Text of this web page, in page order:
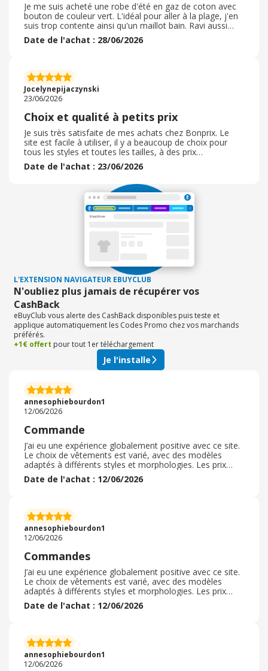
Je me suis acheté une robe d'été en gaz de coton avec
bouton de couleur vert. L'idéal pour aller à la plage, j'en
suis trop contente ainsi qu'un maillot bain. Ravi aussi
noir avec des broderies blanc en liserait tout autour du
maillot. Original taille très bien Mes achats se sont très
recommande ce site et c'est avec un grand plaisir que je
recommanderai sans hésiter. Des petits achats à petit
prix
Date de l'achat : 28/06/2026
Jocelynepijaczynski
23/06/2026
Choix et qualité à petits prix
Je suis très satisfaite de mes achats chez Bonprix. Le
site est facile à utiliser, il y a beaucoup de choix pour
tous les styles et toutes les tailles, à des prix
raisonnables. Les articles que j'ai commandés
correspondaient bien aux photos et à la description. La
emballés. J'apprécie également la possibilité de retourner
facilement un article si besoin. Je recommande Bonprix
pour son bon rapport qualité-prix et son service sérieux.
Attention toutefois les tailles ne sont pas identiques aux
Date de l'achat : 23/06/2026
L'EXTENSION NAVIGATEUR EBUYCLUB
N'oubliez plus jamais de récupérer vos
CashBack
eBuyClub vous alerte des CashBack disponibles puis teste et
applique automatiquement les Codes Promo chez vos marchands
préférés.
+1€ offert pour tout 1er téléchargement
Je l'installe
annesophiebourdon1
12/06/2026
Commande
J’ai eu une expérience globalement positive avec ce site.
Le choix de vêtements est varié, avec des modèles
adaptés à différents styles et morphologies. Les prix
sont souvent attractifs et les promotions régulières
permettent de réaliser de bonnes affaires. La navigation
produits, mais le service reste satisfaisant dans
l’ensemble. Un bon rapport qualité-prix pour un achat en
ligne.
Date de l'achat : 12/06/2026
annesophiebourdon1
12/06/2026
Commandes
J’ai eu une expérience globalement positive avec ce site.
Le choix de vêtements est varié, avec des modèles
adaptés à différents styles et morphologies. Les prix
sont souvent attractifs et les promotions régulières
permettent de réaliser de bonnes affaires. La navigation
produits, mais le service reste satisfaisant dans
l’ensemble. Un bon rapport qualité-prix pour un achat en
ligne.
Date de l'achat : 12/06/2026
annesophiebourdon1
12/06/2026